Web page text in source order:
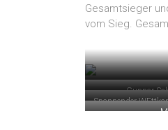
Gesamtsieger
vom Sieg.
Gunnar
Spannender